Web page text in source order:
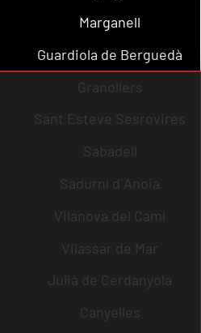
Marganell
Guardiola de Berguedà
Granollers
Sant Esteve Sesrovires
Sabadell
Sadurní d´Anoia
Vilanova del Camí
Vilassar de Mar
Julià de Cerdanyola
Canyelles